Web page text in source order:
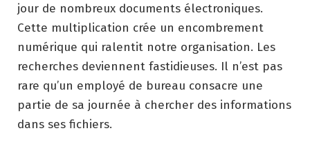
jour de nombreux documents électroniques.
Cette multiplication crée un encombrement
numérique qui ralentit notre organisation. Les
recherches deviennent fastidieuses. Il n’est pas
rare qu’un employé de bureau consacre une
partie de sa journée à chercher des informations
dans ses fichiers.